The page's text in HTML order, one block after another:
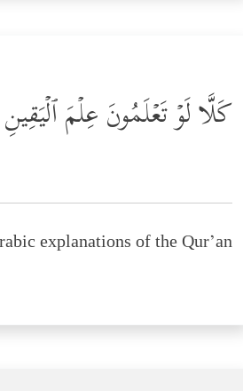
كَلَّا لَوۡ تَعۡلَمُونَ عِلۡمَ ٱلۡیَقِینِ
explanations of the Qur’an: